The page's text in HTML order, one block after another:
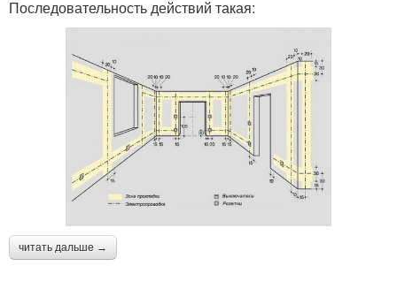
Последовательность действий такая:
читать дальше →